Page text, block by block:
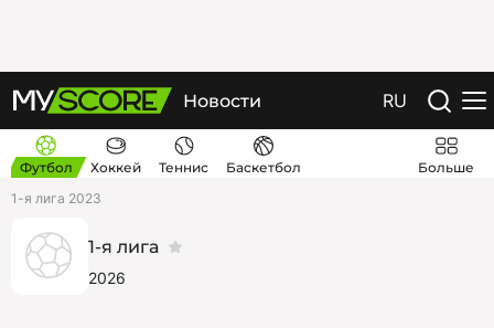
Новости RU
Футбол Хоккей Теннис Баскетбол
Больше
1-я лига 2023
1-я лига
2026